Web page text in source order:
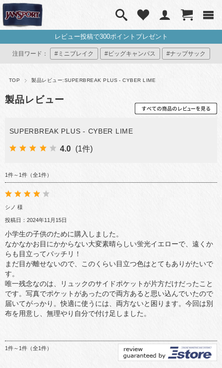
レビュー投稿で300ポイントプレゼント
注目ワード： #ミニブレイク #ビッグキャンパス #ナップサック
TOP 製品レビュー:SUPERBREAK PLUS - CYBER LIME
製品レビュー
SUPERBREAK PLUS - CYBER LIME
4.0 (1件)
1件～1件（全1件）
シノ 様
投稿日：2024年11月15日
小学生の子供のために購入しました。
なかなかお目にかからない大変素晴らしい蛍光イエローで、遠くか
らも目立ってバッチリ！
まだ目が離せないので、このくらい目立つ色はとてもありがたいで
す。
唯一残念なのは、リュックのサイドポケットが片方だけだったこと
です。写真でポケットがあったので両方あると思い込んでいたので
届いてがっかり。快適に使うには、両方ないと困ります。今回は別
布を用意し、無理やり自分で付け足しました。
1件～1件（全1件）